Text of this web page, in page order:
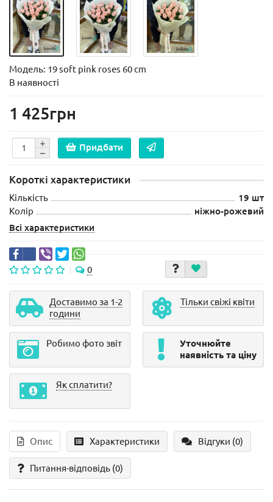
Модель: 19 soft pink roses 60 cm
В наявності
1 425грн
Придбати
Короткі характеристики
Кількість
19 шт
Колір
ніжно-рожевий
Всі характеристики
0
Доставимо за 1-2
години
Тільки свіжі квіти
Робимо фото звіт
Уточнюйте
наявність та ціну
Як сплатити?
Опис Характеристики Відгуки (0)
Питання-відповідь (0)